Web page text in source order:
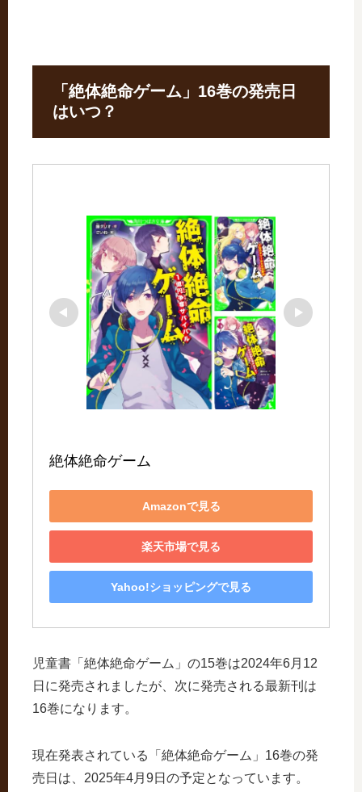
「絶体絶命ゲーム」16巻の発売日
はいつ？
絶体絶命ゲーム
Amazonで見る
楽天市場で見る
Yahoo!ショッピングで見る
児童書「絶体絶命ゲーム」の15巻は2024年6月12
日に発売されましたが、次に発売される最新刊は
16巻になります。
現在発表されている「絶体絶命ゲーム」16巻の発
売日は、2025年4月9日の予定となっています。